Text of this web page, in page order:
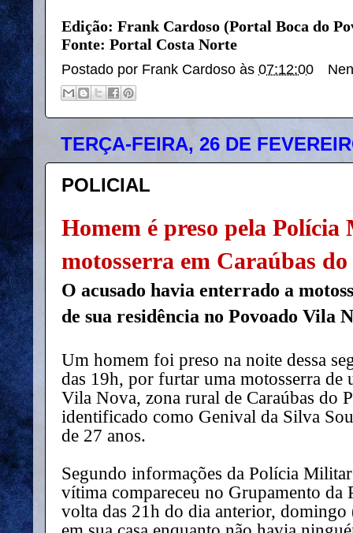
Edição: Frank Cardoso (Portal Boca do
Fonte: Portal Costa Norte
Postado por Frank Cardoso às 07:12:00
TERÇA-FEIRA, 26 DE
POLICIAL
Homem é preso pela
motosserra em Caraúbas
O acusado havia enterrado a
de sua residência no Povoado Vila
Um homem foi preso na noite dessa
das 19h, por furtar uma motosserra de
Vila Nova, zona rural de Caraúbas do
identificado como Genival da Silva
de 27 anos.
Segundo informações da Polícia
vítima compareceu no Grupamento
volta das 21h do dia anterior,